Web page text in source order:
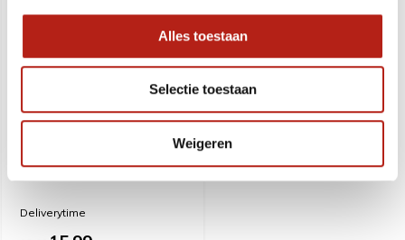
Alles toestaan
Selectie toestaan
Weigeren
sleutelhanger
Deliverytime